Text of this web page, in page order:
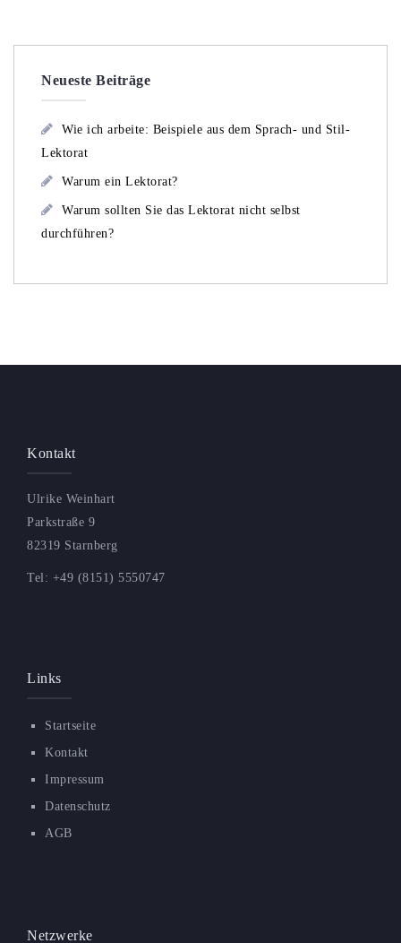
Neueste Beiträge
Wie ich arbeite: Beispiele aus dem Sprach- und Stil-
Lektorat
Warum ein Lektorat?
Warum sollten Sie das Lektorat nicht selbst
durchführen?
Kontakt
Ulrike Weinhart
Parkstraße 9
82319 Starnberg
Tel: +49 (8151) 5550747
Links
Startseite
Kontakt
Impressum
Datenschutz
AGB
Netzwerke